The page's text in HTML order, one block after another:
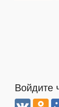
Войдите